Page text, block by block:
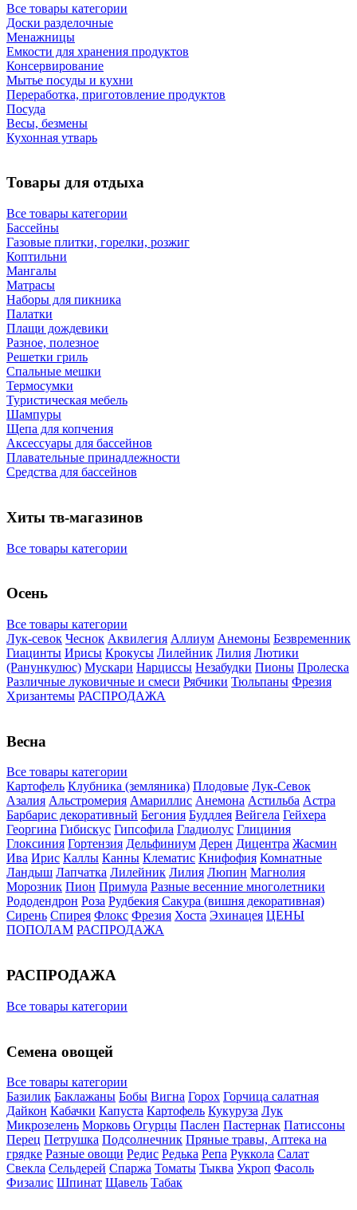
Все товары категории
Доски разделочные
Менажницы
Емкости для хранения продуктов
Консервирование
Мытье посуды и кухни
Переработка, приготовление продуктов
Посуда
Весы, безмены
Кухонная утварь
Товары для отдыха
Все товары категории
Бассейны
Газовые плитки, горелки, розжиг
Коптильни
Мангалы
Матрасы
Наборы для пикника
Палатки
Плащи дождевики
Разное, полезное
Решетки гриль
Спальные мешки
Термосумки
Туристическая мебель
Шампуры
Щепа для копчения
Аксессуары для бассейнов
Плавательные принадлежности
Средства для бассейнов
Хиты тв-магазинов
Все товары категории
Осень
Все товары категории
Лук-севок Чеснок Аквилегия Аллиум Анемоны Безвременник
Гиацинты Ирисы Крокусы Лилейник Лилия Лютики
(Ранункулюс) Мускари Нарцисcы Незабудки Пионы Пролеска
Различные луковичные и смеси Рябчики Тюльпаны Фрезия
Хризантемы РАСПРОДАЖА
Весна
Все товары категории
Картофель Клубника (земляника) Плодовые Лук-Севок
Азалия Альстромерия Амариллис Анемона Астильба Астра
Барбарис декоративный Бегония Буддлея Вейгела Гейхера
Георгина Гибискус Гипсофила Гладиолус Глициния
Глоксиния Гортензия Дельфиниум Дерен Дицентра Жасмин
Ива Ирис Каллы Канны Клематис Книфофия Комнатные
Ландыш Лапчатка Лилейник Лилия Люпин Магнолия
Морозник Пион Примула Разные весенние многолетники
Рододендрон Роза Рудбекия Сакура (вишня декоративная)
Сирень Спирея Флокс Фрезия Хоста Эхинацея ЦЕНЫ
ПОПОЛАМ РАСПРОДАЖА
РАСПРОДАЖА
Все товары категории
Семена овощей
Все товары категории
Базилик Баклажаны Бобы Вигна Горох Горчица салатная
Дайкон Кабачки Капуста Картофель Кукуруза Лук
Микрозелень Морковь Огурцы Паслен Пастернак Патиссоны
Перец Петрушка Подсолнечник Пряные травы, Аптека на
грядке Разные овощи Редис Редька Репа Руккола Салат
Свекла Сельдерей Спаржа Томаты Тыква Укроп Фасоль
Физалис Шпинат Щавель Табак